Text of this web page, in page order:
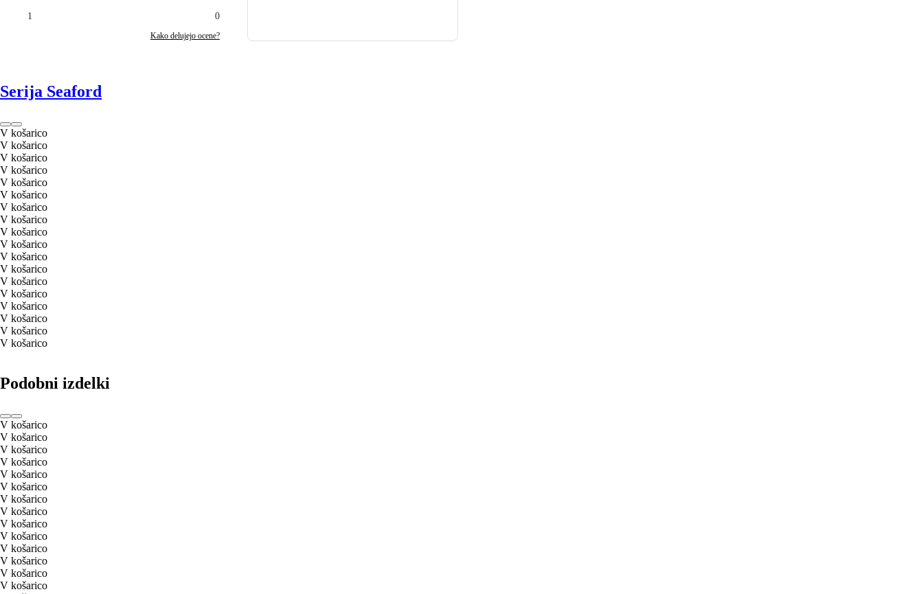
1 0
Kako delujejo ocene?
Serija Seaford
V košarico
V košarico
V košarico
V košarico
V košarico
V košarico
V košarico
V košarico
V košarico
V košarico
V košarico
V košarico
V košarico
V košarico
V košarico
V košarico
V košarico
V košarico
Podobni izdelki
V košarico
V košarico
V košarico
V košarico
V košarico
V košarico
V košarico
V košarico
V košarico
V košarico
V košarico
V košarico
V košarico
V košarico